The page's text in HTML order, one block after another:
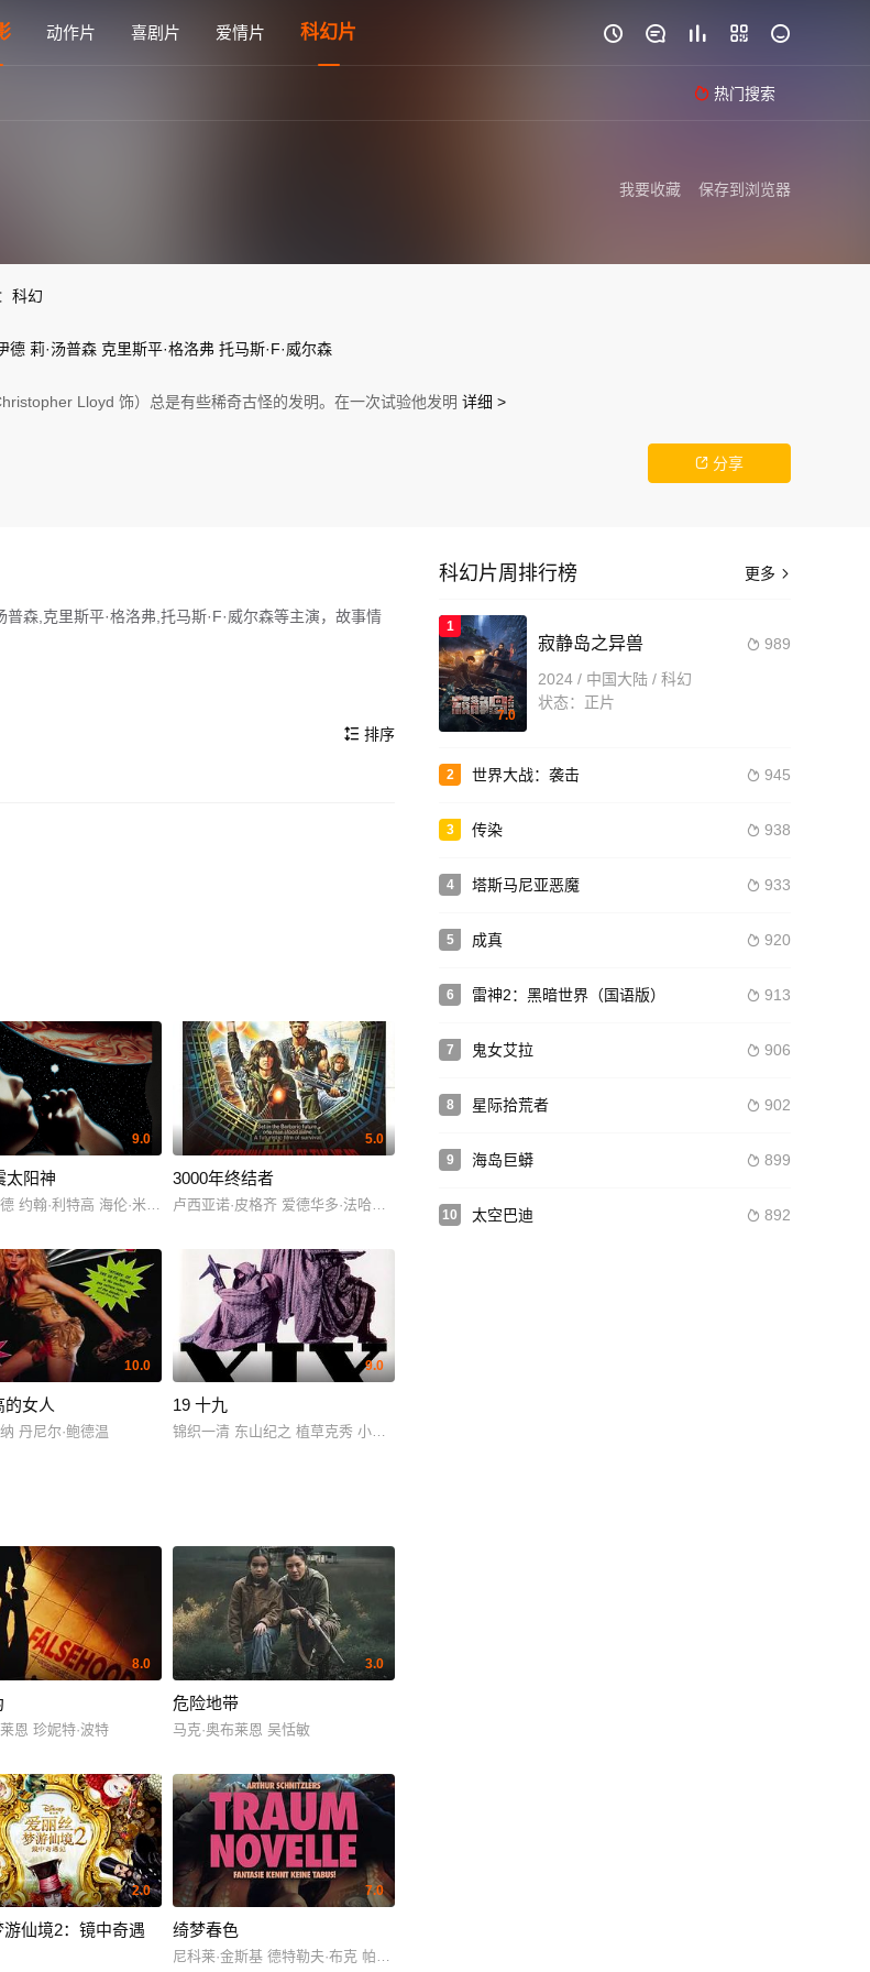
动作片 喜剧片 爱情片 科幻片     
 热门搜索
- 雅思电影网
保存到浏览器
我要收藏
科幻
德 莉·汤普森 克里斯平·格洛弗 托马斯·F·威尔森
Lloyd 饰）总是有些稀奇古怪的发明。在一次试验他发明 详细 >
 分享
森,克里斯平·格洛弗,托马斯·F·威尔森等主演，故事情
在一次试验他发明的时光机器时，他找来了忘年交高中
剧情架构上也都有不错的亮点，剧情紧凑，角色塑造
 排序
奥斯巴内 达纳·艾卡 塔利辛·贾夫 James McEachin Mary Jo Deschanel 埃利亚·巴斯金 萨韦利·克拉玛罗夫 Oleg Rudnik 娜塔莎·施奈德
郎 内田胜正 冈田英次 睦五郎 山谷初男 高村ルナ
9.0
太阳神
约翰·利特高 海伦·米伦 鲍勃·巴拉班
5.0
3000年终结者
卢西亚诺·皮格齐 爱德华多·法哈多 卢卡·韦南蒂尼 韦朗第洛·维朗迪尼 Goffredo Sergio
宁安 娜塔莉·博尔特
10.0
的女人
丹尼尔·鲍德温
9.0
19 十九
锦织一清 东山纪之 植草克秀 小泽夏木
8.0
恩 珍妮特·波特
3.0
危险地带
马克·奥布莱恩 吴恬敏
2.0
游仙境2：镜中奇遇
7.0
绮梦春色
尼科莱·金斯基 德特勒夫·布克 帕特里克·莫勒肯 Nike·Martens 布鲁诺·艾隆 Nicole·Nagel Laurine·Price
更多 
科幻片周排行榜
1
7.0
 989
寂静岛之异兽
2024 / 中国大陆 / 科幻
状态：正片
2  945
世界大战：袭击
3  938
传染
4  933
塔斯马尼亚恶魔
5  920
成真
6  913
雷神2：黑暗世界（国语版）
7  906
鬼女艾拉
8  902
星际拾荒者
9  899
海岛巨蟒
10  892
太空巴迪